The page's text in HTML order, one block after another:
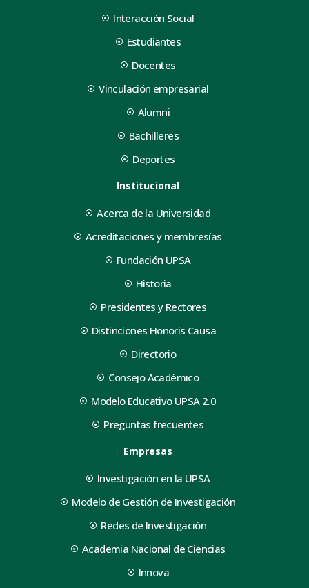
Interacción Social
Estudiantes
Docentes
Vinculación empresarial
Alumni
Bachilleres
Deportes
Institucional
Acerca de la Universidad
Acreditaciones y membresías
Fundación UPSA
Historia
Presidentes y Rectores
Distinciones Honoris Causa
Directorio
Consejo Académico
Modelo Educativo UPSA 2.0
Preguntas frecuentes
Empresas
Investigación en la UPSA
Modelo de Gestión de Investigación
Redes de Investigación
Academia Nacional de Ciencias
Innova